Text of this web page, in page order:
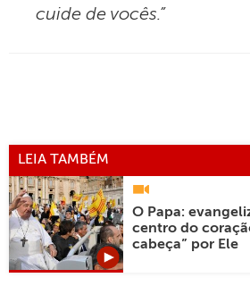
cuide de vocês.”
LEIA TAMBÉM
O Papa:
centro do
cabeça” por Ele